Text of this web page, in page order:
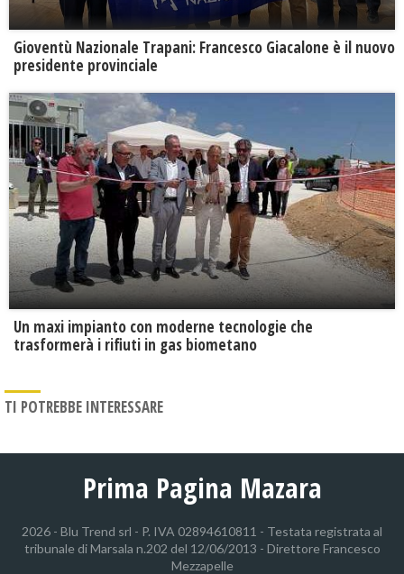
Gioventù Nazionale Trapani: Francesco Giacalone è il nuovo
presidente provinciale
Un maxi impianto con moderne tecnologie che
trasformerà i rifiuti in gas biometano
TI POTREBBE INTERESSARE
Prima Pagina Mazara
2026 - Blu Trend srl - P. IVA 02894610811 - Testata registrata al
tribunale di Marsala n.202 del 12/06/2013 - Direttore Francesco
Mezzapelle